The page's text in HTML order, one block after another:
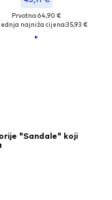
Prvotno: 64,90 €
najniža cijena:35,93 €
"Sandale" koji